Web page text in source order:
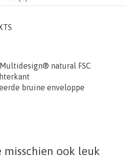
natural FSC
bruine enveloppe
misschien ook leuk